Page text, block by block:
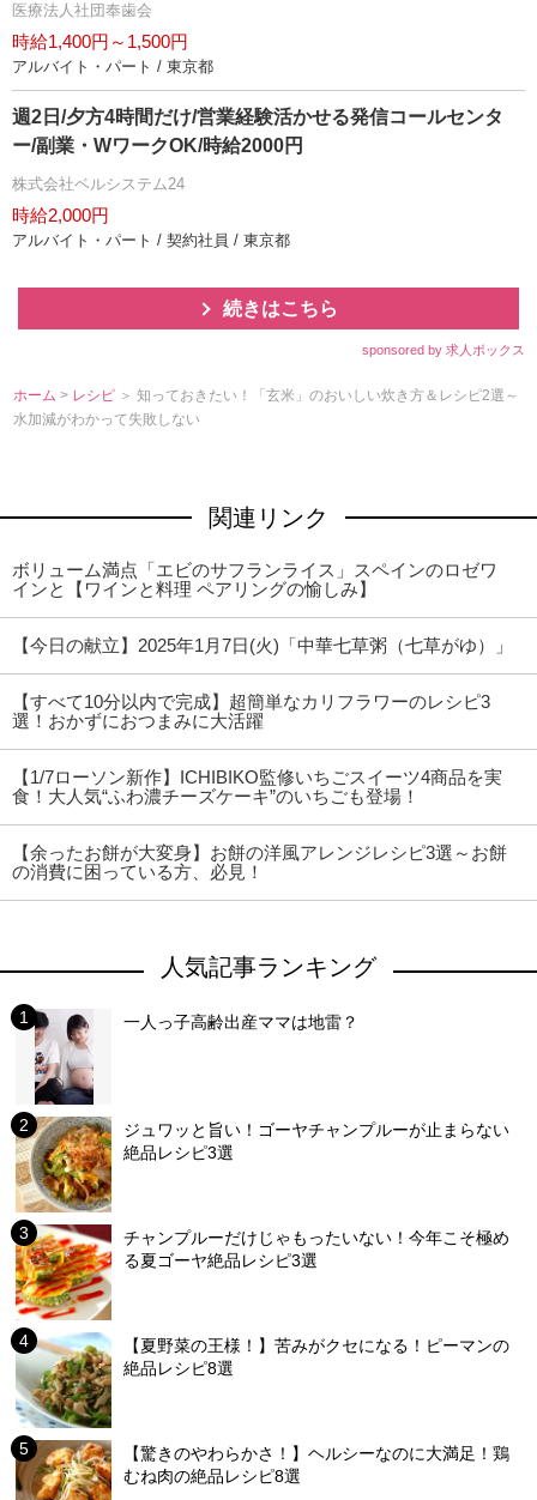
医療法人社団奉歯会
時給1,400円～1,500円
アルバイト・パート / 東京都
週2日/夕方4時間だけ/営業経験活かせる発信コールセンタ
ー/副業・WワークOK/時給2000円
株式会社ベルシステム24
時給2,000円
アルバイト・パート / 契約社員 / 東京都
続きはこちら
sponsored by 求人ボックス
ホーム > レシピ ＞ 知っておきたい！「玄米」のおいしい炊き方＆レシピ2選～
水加減がわかって失敗しない
関連リンク
ボリューム満点「エビのサフランライス」スペインのロゼワ
インと【ワインと料理 ペアリングの愉しみ】
【今日の献立】2025年1月7日(火)「中華七草粥（七草がゆ）」
【すべて10分以内で完成】超簡単なカリフラワーのレシピ3
選！おかずにおつまみに大活躍
【1/7ローソン新作】ICHIBIKO監修いちごスイーツ4商品を実
食！大人気“ふわ濃チーズケーキ”のいちごも登場！
【余ったお餅が大変身】お餅の洋風アレンジレシピ3選～お餅
の消費に困っている方、必見！
人気記事ランキング
一人っ子高齢出産ママは地雷？
ジュワッと旨い！ゴーヤチャンプルーが止まらない
絶品レシピ3選
チャンプルーだけじゃもったいない！今年こそ極め
る夏ゴーヤ絶品レシピ3選
【夏野菜の王様！】苦みがクセになる！ピーマンの
絶品レシピ8選
【驚きのやわらかさ！】ヘルシーなのに大満足！鶏
むね肉の絶品レシピ8選